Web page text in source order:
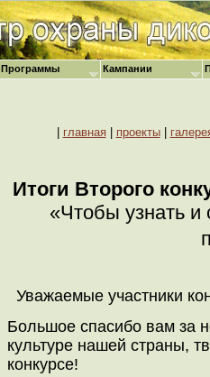
главная| проекты|
Итоги Второго
«Чтобы узнать и
Уважаемые участники
Большое спасибо вам за
культуре нашей страны,
конкурсе!
Программы Кампании